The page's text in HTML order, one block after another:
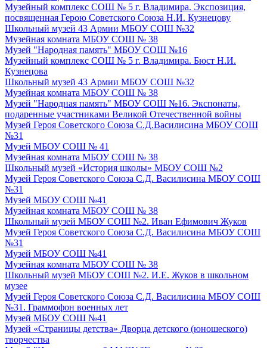
Музейный комплекс СОШ № 5 г. Владимира. Экспозиция,
посвященная Герою Советского Союза Н.И. Кузнецову
Школьный музей 43 Армии МБОУ СОШ №32
Музейная комната МБОУ СОШ № 38
Музей "Народная память" МБОУ СОШ №16
Музейный комплекс СОШ № 5 г. Владимира. Бюст Н.И.
Кузнецова
Школьный музей 43 Армии МБОУ СОШ №32
Музейная комната МБОУ СОШ № 38
Музей "Народная память" МБОУ СОШ №16. Экспонаты,
подаренные участниками Великой Отечественной войны
Музей Героя Советского Союза С.Д.Василисина МБОУ СОШ
№31
Музей МБОУ СОШ № 41
Музейная комната МБОУ СОШ № 38
Школьный музей «История школы» МБОУ СОШ №2
Музей Героя Советского Союза С.Д. Василисина МБОУ СОШ
№31
Музей МБОУ СОШ №41
Музейная комната МБОУ СОШ № 38
Школьный музей МБОУ СОШ №2. Иван Ефимович Жуков
Музей Героя Советского Союза С.Д. Василисина МБОУ СОШ
№31
Музей МБОУ СОШ №41
Музейная комната МБОУ СОШ № 38
Школьный музей МБОУ СОШ №2. И.Е. Жуков в школьном
музее
Музей Героя Советского Союза С.Д. Василисина МБОУ СОШ
№31. Граммофон военных лет
Музей МБОУ СОШ №41
Музей «Страницы детства» Дворца детского (юношеского)
творчества